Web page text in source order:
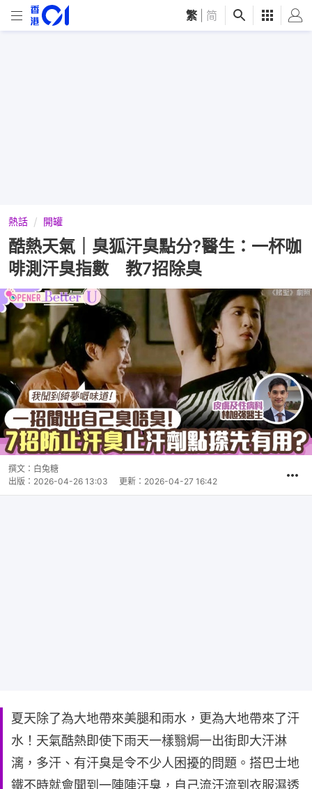
繁 简
熱話 開罐
酷熱天氣｜臭狐汗臭點分?醫生：一杯咖
啡測汗臭指數 教7招除臭
撰文： 白兔糖
出版： 2026-04-26 13:03 更新： 2026-04-27 16:42
夏天除了為大地帶來美腿和雨水，更為大地帶來了汗
水！天氣酷熱即使下雨天一樣翳焗一出街即大汗淋
漓，多汗、有汗臭是令不少人困擾的問題。搭巴士地
鐵不時就會聞到一陣陣汗臭，自己流汗流到衣服濕透